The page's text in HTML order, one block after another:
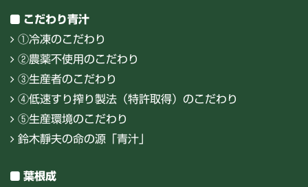
こだわり青汁
①冷凍のこだわり
②農薬不使用のこだわり
③生産者のこだわり
④低速すり搾り製法（特許取得）のこだわり
⑤生産環境のこだわり
鈴木靜夫の命の源「青汁」
葉根成